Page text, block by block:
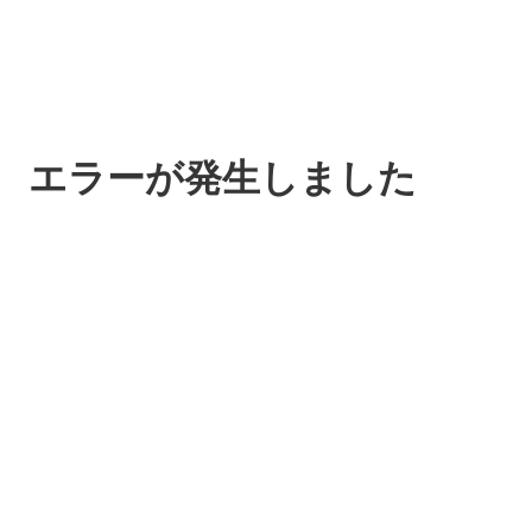
エラーが発生しました